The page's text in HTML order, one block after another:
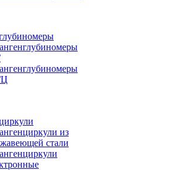
из
стали